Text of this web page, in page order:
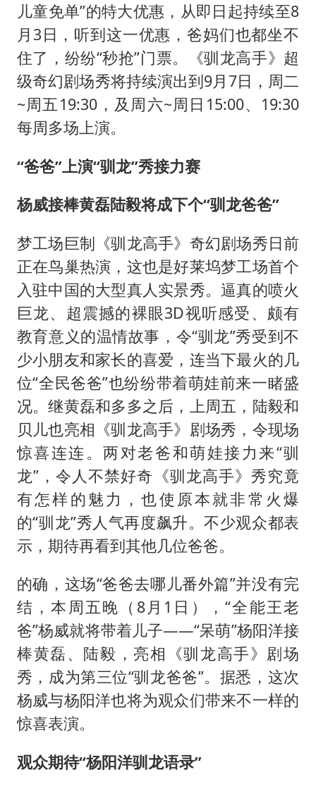
儿童免单”的特大优惠，从即日起持续至8
月3日，听到这一优惠，爸妈们也都坐不
住了，纷纷“秒抢”门票。《驯龙高手》超
级奇幻剧场秀将持续演出到9月7日，周二
~周五19:30，及周六~周日15:00、19:30
每周多场上演。
“爸爸”上演“驯龙”秀接力赛
杨威接棒黄磊陆毅将成下个“驯龙爸爸”
梦工场巨制《驯龙高手》奇幻剧场秀日前
正在鸟巢热演，这也是好莱坞梦工场首个
入驻中国的大型真人实景秀。逼真的喷火
巨龙、超震撼的裸眼3D视听感受、颇有
教育意义的温情故事，令“驯龙”秀受到不
少小朋友和家长的喜爱，连当下最火的几
位“全民爸爸”也纷纷带着萌娃前来一睹盛
况。继黄磊和多多之后，上周五，陆毅和
贝儿也亮相《驯龙高手》剧场秀，令现场
惊喜连连。两对老爸和萌娃接力来“驯
龙”，令人不禁好奇《驯龙高手》秀究竟
有怎样的魅力，也使原本就非常火爆
的“驯龙”秀人气再度飙升。不少观众都表
示，期待再看到其他几位爸爸。
的确，这场“爸爸去哪儿番外篇”并没有完
结，本周五晚（8月1日），“全能王老
爸”杨威就将带着儿子——“呆萌”杨阳洋接
棒黄磊、陆毅，亮相《驯龙高手》剧场
秀，成为第三位“驯龙爸爸”。据悉，这次
杨威与杨阳洋也将为观众们带来不一样的
惊喜表演。
观众期待“杨阳洋驯龙语录”